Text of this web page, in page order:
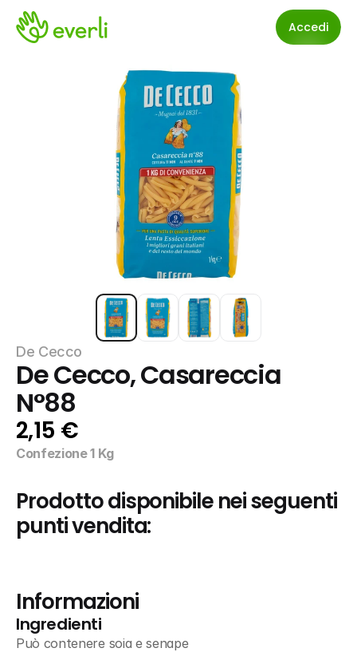
Accedi
De Cecco
De Cecco, Casareccia
N°88
2,15 €
Confezione 1 Kg
Prodotto disponibile nei seguenti
punti vendita:
Informazioni
Ingredienti
Può contenere soia e senape